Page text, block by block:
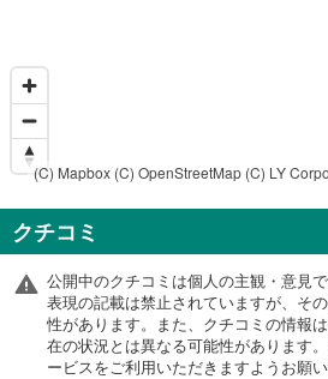
(C) Mapbox (C) OpenStreetMap (C) LY
クチコミ
公開中のクチコミは個人の主観・意見
表現の記載は禁止されていますが、そ
性があります。また、クチコミの情報
在の状況とは異なる可能性があります
ービスをご利用いただきますようお願い